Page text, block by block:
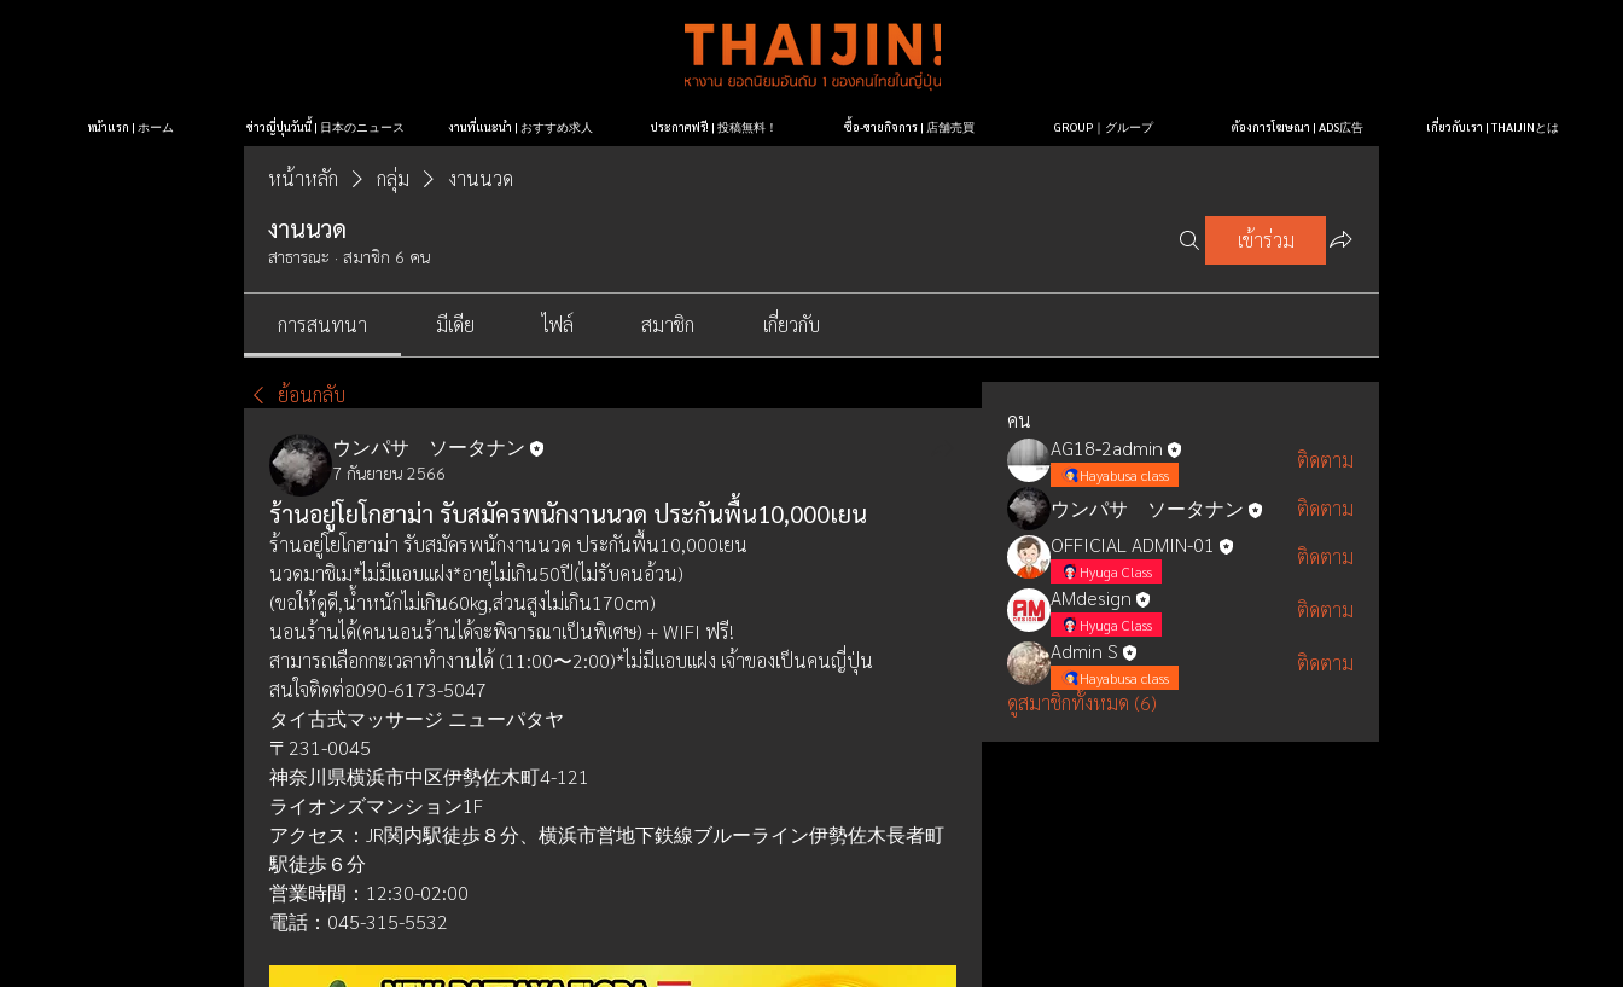
หน้าแรก | ホーム ข่าวญี่ปุ่นวันนี้ | 日本のニュース งานที่แนะนำ | おすすめ求人 ประกาศฟรี! | 投稿無料！ ซื้อ-ขายกิจการ | 店舗売買 GROUP｜グループ ต้องการโฆษณา | ADS広告 เกี่ยวกับเรา | THAIJINとは
หน้าหลัก กลุ่ม งานนวด
งานนวด
สาธารณะ · สมาชิก 6 คน
เข้าร่วม
การสนทนา มีเดีย ไฟล์ สมาชิก เกี่ยวกับ
ย้อนกลับ
ウンパサ ソータナン
7 กันยายน 2566
ร้านอยู่โยโกฮาม่า รับสมัครพนักงานนวด ประกันพื้น10,000เยน
ร้านอยู่โยโกฮาม่า รับสมัครพนักงานนวด ประกันพื้น10,000เยน
นวดมาชิเม*ไม่มีแอบแฝง*อายุไม่เกิน50ปี(ไม่รับคนอ้วน)
(ขอให้ดูดี,นํ้าหนักไม่เกิน60kg,ส่วนสูงไม่เกิน170cm)
นอนร้านได้(คนนอนร้านได้จะพิจารณาเป็นพิเศษ) + WIFI ฟรี!
สามารถเลือกกะเวลาทำงานได้ (11:00〜2:00)*ไม่มีแอบแฝง เจ้าของเป็นคนญี่ปุ่น
สนใจติดต่อ090-6173-5047
タイ古式マッサージ ニューパタヤ
〒231-0045
神奈川県横浜市中区伊勢佐木町4-121
ライオンズマンション1F
アクセス：JR関内駅徒歩８分、横浜市営地下鉄線ブルーライン伊勢佐木長者町
駅徒歩６分
営業時間：12:30-02:00
電話：045-315-5532
คน
AG18-2admin
Hayabusa class
ติดตาม
ウンパサ ソータナン
ติดตาม
OFFICIAL ADMIN-01
Hyuga Class
ติดตาม
AMdesign
Hyuga Class
ติดตาม
Admin S
Hayabusa class
ติดตาม
ดูสมาชิกทั้งหมด (6)